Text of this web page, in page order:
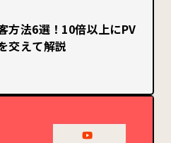
方法6選！10倍以上にPV
交えて解説